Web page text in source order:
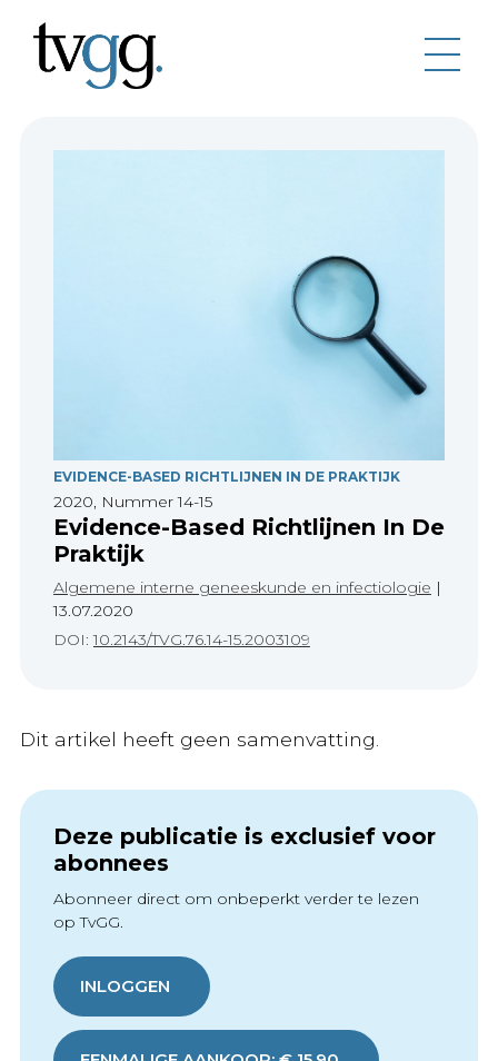
EVIDENCE-BASED RICHTLIJNEN IN DE PRAKTIJK
2020, Nummer 14-15
Evidence-Based Richtlijnen In De
Praktijk
Algemene interne geneeskunde en infectiologie |
13.07.2020
DOI:10.2143/TVG.76.14-15.2003109
Dit artikel heeft geen samenvatting.
Deze publicatie is exclusief voor
abonnees
Abonneer direct om onbeperkt verder te lezen
op TvGG.
INLOGGEN